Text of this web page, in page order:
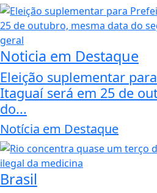
Noticia em Destaque
Eleição suplementar
Itaguaí será em 25 de
do...
Notícia em Destaque
Brasil